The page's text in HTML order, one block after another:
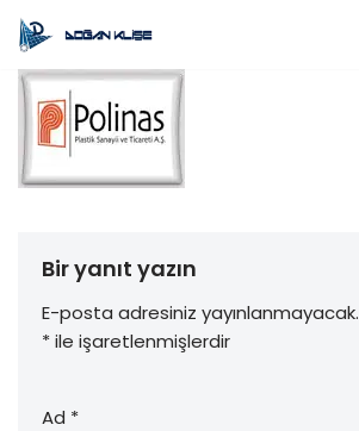
İçeriğe
geç
Bir yanıt yazın
E-posta adresiniz yayınlanmayacak.
*ile işaretlenmişlerdir
Ad *